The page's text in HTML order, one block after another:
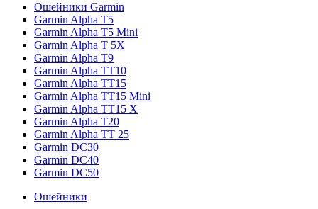
Ошейники Garmin
Garmin Alpha T5
Garmin Alpha T5 Mini
Garmin Alpha T 5X
Garmin Alpha T9
Garmin Alpha TT10
Garmin Alpha TT15
Garmin Alpha TT15 Mini
Garmin Alpha TT15 X
Garmin Alpha T20
Garmin Alpha TT 25
Garmin DC30
Garmin DC40
Garmin DC50
Ошейники